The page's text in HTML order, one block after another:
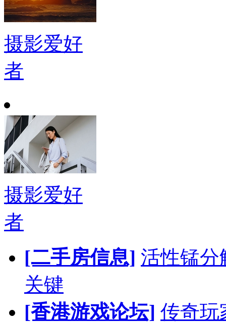
摄影爱好
者
摄影爱好
者
[二手房信息] 活性锰分
关键
[香港游戏论坛] 传奇玩